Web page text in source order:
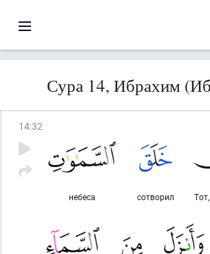
Сура 14, Ибрахим
14:32
сотворил
небеса